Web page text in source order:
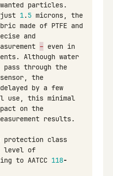
particles.
just 1.5 microns,
the
made of PTFE and
and
– even in
. Although water
pass through the
sensor,
the
delayed by a few
use, this minimal
on the
results.
protection class
level of
to AATCC 118-